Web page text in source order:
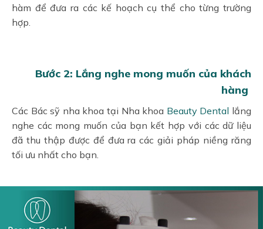
hàm để đưa ra các kế hoạch cụ thể cho từng trường
hợp.
Bước 2: Lắng nghe mong muốn của khách
hàng
Các Bác sỹ nha khoa tại Nha khoa Beauty Dental lắng
nghe các mong muốn của bạn kết hợp với các dữ liệu
đã thu thập được để đưa ra các giải pháp niềng răng
tối ưu nhất cho bạn.